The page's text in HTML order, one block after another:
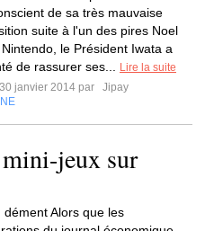
de sa très mauvaise
suite à l'un des pires Noel
le Président Iwata a
de rassurer ses...
Lire la suite
janvier 2014 par
Jipay
jeux sur
dément Alors que les